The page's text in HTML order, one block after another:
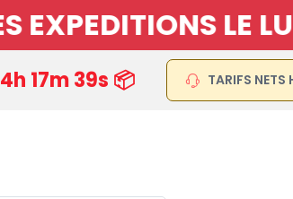
LE
17m 38s 📦 TARIFS NETS